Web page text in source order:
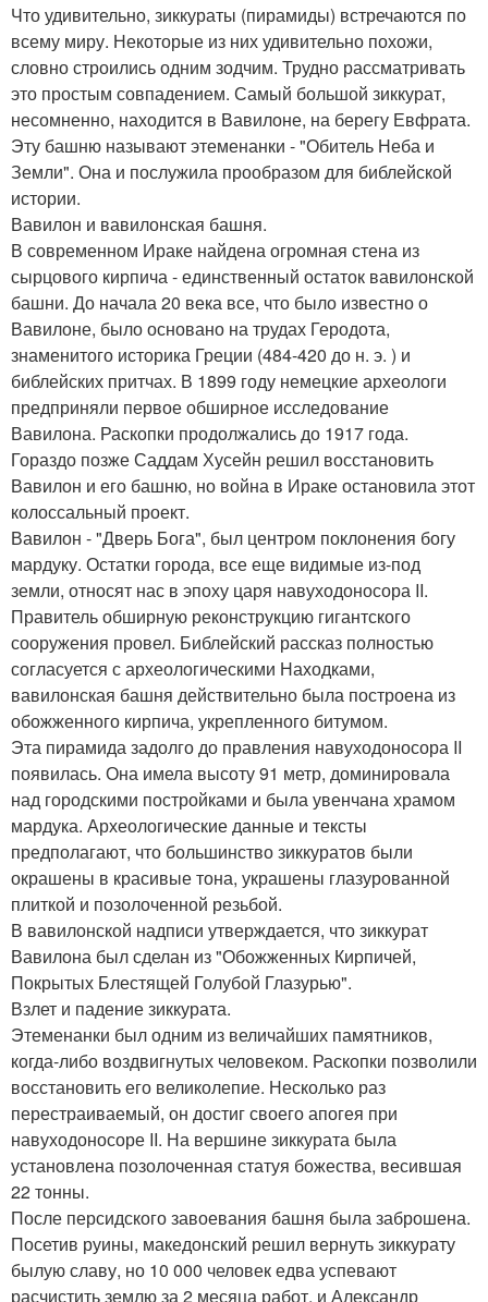
Что удивительно, зиккураты (пирамиды) встречаются по
всему миру. Некоторые из них удивительно похожи,
словно строились одним зодчим. Трудно рассматривать
это простым совпадением. Самый большой зиккурат,
несомненно, находится в Вавилоне, на берегу Евфрата.
Эту башню называют этеменанки - "Обитель Неба и
Земли". Она и послужила прообразом для библейской
истории.
Вавилон и вавилонская башня.
В современном Ираке найдена огромная стена из
сырцового кирпича - единственный остаток вавилонской
башни. До начала 20 века все, что было известно о
Вавилоне, было основано на трудах Геродота,
знаменитого историка Греции (484-420 до н. э. ) и
библейских притчах. В 1899 году немецкие археологи
предприняли первое обширное исследование
Вавилона. Раскопки продолжались до 1917 года.
Гораздо позже Саддам Хусейн решил восстановить
Вавилон и его башню, но война в Ираке остановила этот
колоссальный проект.
Вавилон - "Дверь Бога", был центром поклонения богу
мардуку. Остатки города, все еще видимые из-под
земли, относят нас в эпоху царя навуходоносора II.
Правитель обширную реконструкцию гигантского
сооружения провел. Библейский рассказ полностью
согласуется с археологическими Находками,
вавилонская башня действительно была построена из
обожженного кирпича, укрепленного битумом.
Эта пирамида задолго до правления навуходоносора II
появилась. Она имела высоту 91 метр, доминировала
над городскими постройками и была увенчана храмом
мардука. Археологические данные и тексты
предполагают, что большинство зиккуратов были
окрашены в красивые тона, украшены глазурованной
плиткой и позолоченной резьбой.
В вавилонской надписи утверждается, что зиккурат
Вавилона был сделан из "Обожженных Кирпичей,
Покрытых Блестящей Голубой Глазурью".
Взлет и падение зиккурата.
Этеменанки был одним из величайших памятников,
когда-либо воздвигнутых человеком. Раскопки позволили
восстановить его великолепие. Несколько раз
перестраиваемый, он достиг своего апогея при
навуходоносоре II. На вершине зиккурата была
установлена позолоченная статуя божества, весившая
22 тонны.
После персидского завоевания башня была заброшена.
Посетив руины, македонский решил вернуть зиккурату
былую славу, но 10 000 человек едва успевают
расчистить землю за 2 месяца работ, и Александр